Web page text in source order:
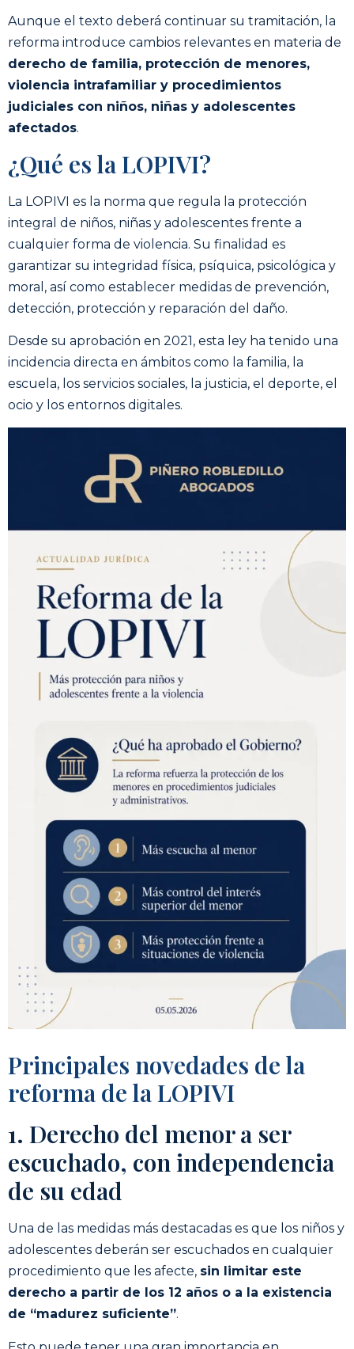
Aunque el texto deberá continuar su tramitación, la
reforma introduce cambios relevantes en materia de
derecho de familia, protección de menores,
violencia intrafamiliar y procedimientos
judiciales con niños, niñas y adolescentes
afectados.
¿Qué es la LOPIVI?
La LOPIVI es la norma que regula la protección
integral de niños, niñas y adolescentes frente a
cualquier forma de violencia. Su finalidad es
garantizar su integridad física, psíquica, psicológica y
moral, así como establecer medidas de prevención,
detección, protección y reparación del daño.
Desde su aprobación en 2021, esta ley ha tenido una
incidencia directa en ámbitos como la familia, la
escuela, los servicios sociales, la justicia, el deporte, el
ocio y los entornos digitales.
Principales novedades de la
reforma de la LOPIVI
1. Derecho del menor a ser
escuchado, con independencia
de su edad
Una de las medidas más destacadas es que los niños y
adolescentes deberán ser escuchados en cualquier
procedimiento que les afecte, sin limitar este
derecho a partir de los 12 años o a la existencia
de “madurez suficiente”.